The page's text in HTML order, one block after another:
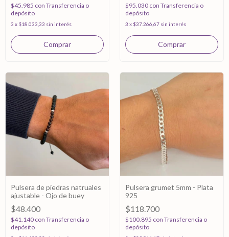
$45.985 con Transferencia o
depósito
3 x $18.033,33 sin interés
$95.030 con Transferencia o
depósito
3 x $37.266,67 sin interés
Pulsera de piedras natruales
ajustable - Ojo de buey
$48.400
$41.140 con Transferencia o
depósito
Pulsera grumet 5mm - Plata
925
$118.700
$100.895 con Transferencia o
depósito